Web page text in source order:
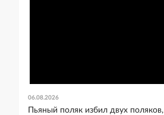
06.08.2026
Пьяный поляк избил двух поляков,